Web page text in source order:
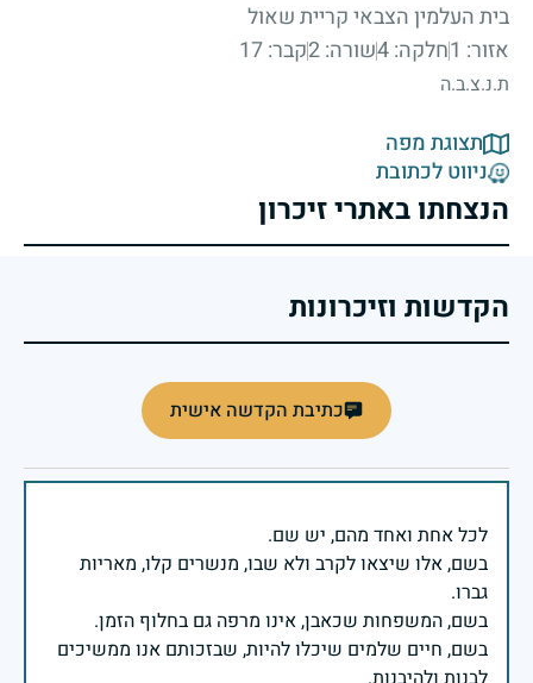
בית העלמין הצבאי קריית שאול
אזור: 1
חלקה: 4 שורה: 2 קבר: 17
ת.נ.צ.ב.ה
תצוגת מפה
ניווט לכתובת
הנצחתו באתרי זיכרון
הקדשות וזיכרונות
כתיבת הקדשה אישית
בשם, אלו שיצאו לקרב ולא שבו, מנשרים קלו, מאריות
בשם, חיים שלמים שיכלו להיות, שבזכותם אנו ממשיכים